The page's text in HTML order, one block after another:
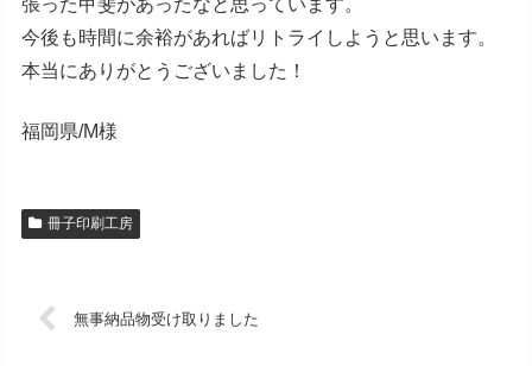
張った甲斐があったなと思っています。
今後も時間に余裕があればリトライしようと思います。
本当にありがとうございました！
福岡県/M様
冊子印刷工房
無事納品物受け取りました